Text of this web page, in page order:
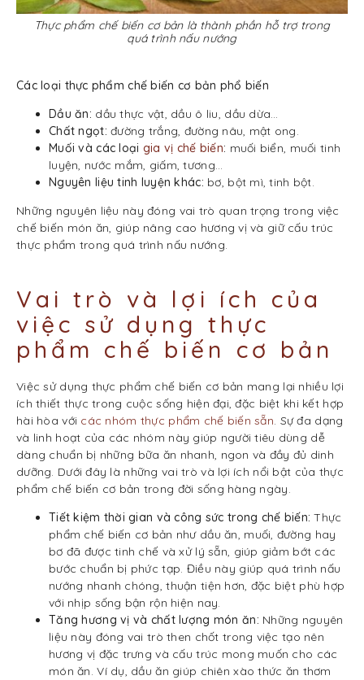
Thực phẩm chế biến cơ bản là thành phần hỗ trợ trong
quá trình nấu nướng
Các loại thực phẩm chế biến cơ bản phổ biến
Dầu ăn: dầu thực vật, dầu ô liu, dầu dừa…
Chất ngọt: đường trắng, đường nâu, mật ong.
Muối và các loại gia vị chế biến: muối biển, muối tinh
luyện, nước mắm, giấm, tương…
Nguyên liệu tinh luyện khác: bơ, bột mì, tinh bột.
Những nguyên liệu này đóng vai trò quan trọng trong việc
chế biến món ăn, giúp nâng cao hương vị và giữ cấu trúc
thực phẩm trong quá trình nấu nướng.
Vai trò và lợi ích của
việc sử dụng thực
phẩm chế biến cơ bản
Việc sử dụng thực phẩm chế biến cơ bản mang lại nhiều lợi
ích thiết thực trong cuộc sống hiện đại, đặc biệt khi kết hợp
hài hòa với các nhóm thực phẩm chế biến sẵn. Sự đa dạng
và linh hoạt của các nhóm này giúp người tiêu dùng dễ
dàng chuẩn bị những bữa ăn nhanh, ngon và đầy đủ dinh
dưỡng. Dưới đây là những vai trò và lợi ích nổi bật của thực
phẩm chế biến cơ bản trong đời sống hàng ngày.
Tiết kiệm thời gian và công sức trong chế biến:Thực
phẩm chế biến cơ bản như dầu ăn, muối, đường hay
bơ đã được tinh chế và xử lý sẵn, giúp giảm bớt các
bước chuẩn bị phức tạp. Điều này giúp quá trình nấu
nướng nhanh chóng, thuận tiện hơn, đặc biệt phù hợp
với nhịp sống bận rộn hiện nay.
Tăng hương vị và chất lượng món ăn: Những nguyên
liệu này đóng vai trò then chốt trong việc tạo nên
hương vị đặc trưng và cấu trúc mong muốn cho các
món ăn. Ví dụ, dầu ăn giúp chiên xào thức ăn thơm